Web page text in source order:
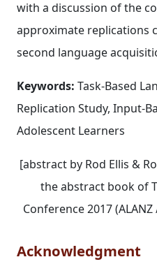
with a discussion of the
approximate replications
second language
Keywords: Task‐Based
Replication Study,
Adolescent Learners
[abstract by Rod Ellis &
the abstract book of
Conference 2017 (ALANZ
Acknowledgment